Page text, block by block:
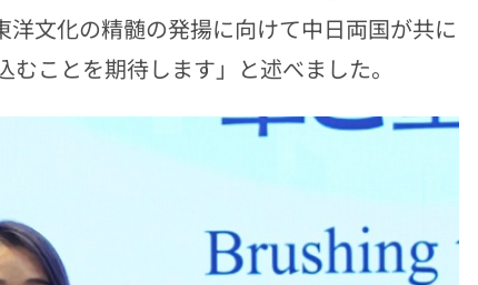
文化の精髄の発揚に向けて中日両国が共に
ことを期待します」と述べました。